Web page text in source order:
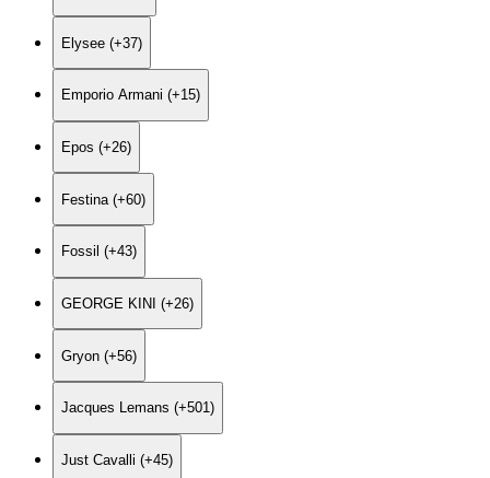
Elysee (+37)
Emporio Armani (+15)
Epos (+26)
Festina (+60)
Fossil (+43)
GEORGE KINI (+26)
Gryon (+56)
Jacques Lemans (+501)
Just Cavalli (+45)